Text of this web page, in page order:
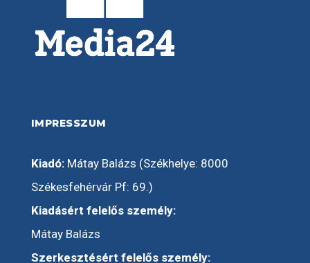
IMPRESSZUM
Kiadó:Mátay Balázs (Székhelye: 8000
Székesfehérvár Pf: 69.)
Kiadásért felelős személy:
Mátay Balázs
Szerkesztésért felelős személy: